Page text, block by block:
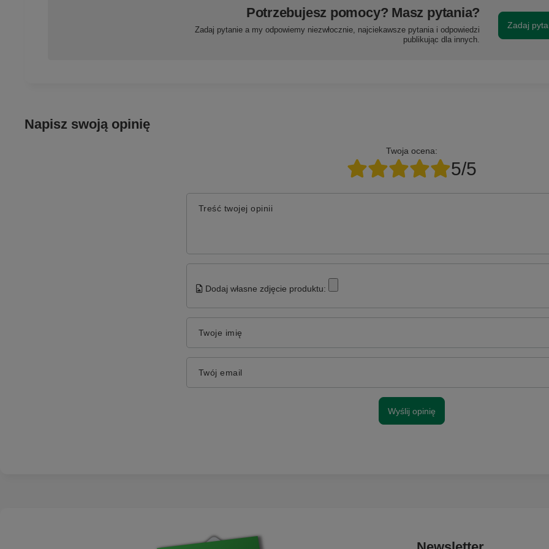
Potrzebujesz pomocy? Masz pytania?
Zadaj pytanie a my odpowiemy niezwłocznie, najciekawsze pytania i odpowiedzi
publikując dla innych.
Zadaj
Napisz swoją opinię
Twoja ocena:
5/5
Treść twojej opinii
Dodaj własne zdjęcie produktu:
Twoje imię
Twój email
Wyślij opinię